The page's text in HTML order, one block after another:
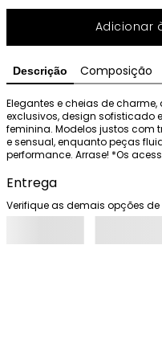
Adicionar
Descrição Composição
Elegantes e cheias de
exclusivos, design sofisticado
feminina. Modelos justos com
e sensual, enquanto peças
performance. Arrase! *Os
Entrega
Verifique as demais opções